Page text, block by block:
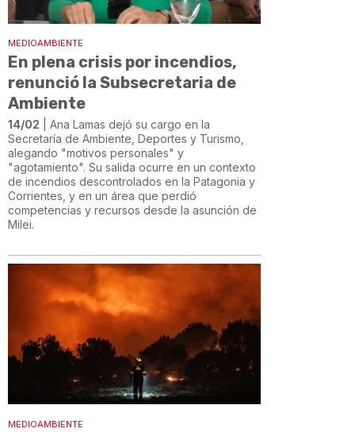
MEDIOAMBIENTE
En plena crisis por incendios,
renunció la Subsecretaria de
Ambiente
14/02 | Ana Lamas dejó su cargo en la
Secretaría de Ambiente, Deportes y Turismo,
alegando "motivos personales" y
"agotamiento". Su salida ocurre en un contexto
de incendios descontrolados en la Patagonia y
Corrientes, y en un área que perdió
competencias y recursos desde la asunción de
Milei.
MEDIOAMBIENTE